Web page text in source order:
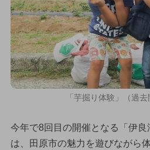
「芋掘り体験」（過去
今年で8回目の開催となる「伊良
は、田原市の魅力を遊びながら